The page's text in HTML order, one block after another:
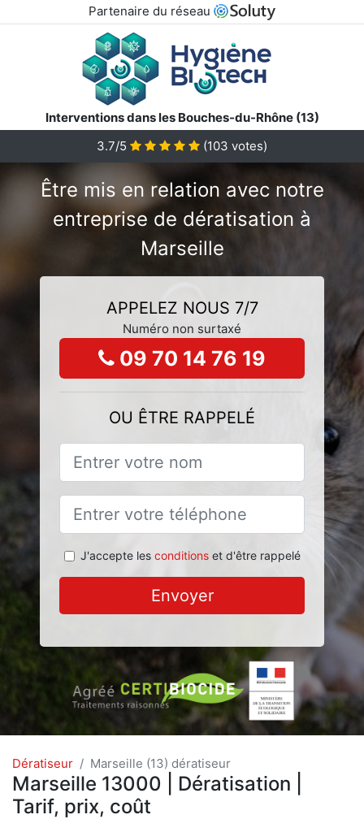
Partenaire du réseau
Interventions dans les Bouches-du-Rhône (13)
3.7/5
(103 votes)
Être mis en relation avec notre
entreprise de dératisation à
Marseille
APPELEZ NOUS 7/7
Numéro non surtaxé
09 70 14 76 19
OU ÊTRE RAPPELÉ
J'accepte les conditionset d'être rappelé
Envoyer
Dératiseur Marseille (13) dératiseur
Marseille 13000 | Dératisation |
Tarif, prix, coût